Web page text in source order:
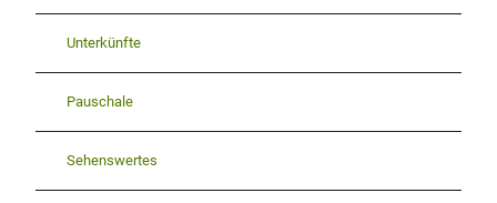
Unterkünfte
Pauschale
Sehenswertes